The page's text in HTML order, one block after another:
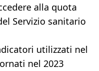
alla quota
Servizio sanitario
utilizzati nel
nel 2023